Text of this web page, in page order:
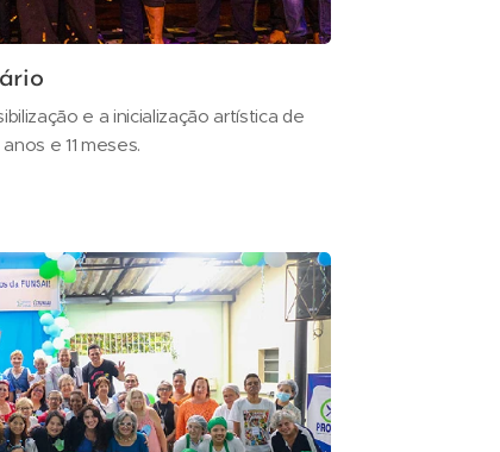
e a inicialização artística de
e 11 meses.